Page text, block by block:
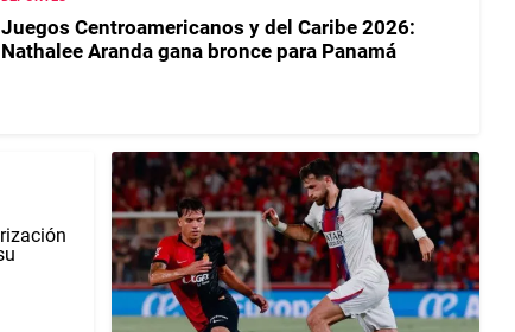
Juegos Centroamericanos y del Caribe 2026:
Nathalee Aranda gana bronce para Panamá